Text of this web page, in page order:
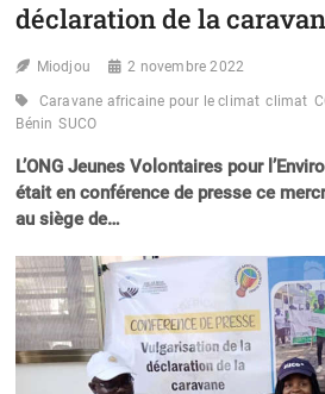
déclaration de la
Miodjou 2 novembre 2022
Caravane africaine pour le climat climat
Bénin SUCO
L’ONG Jeunes Volontaires pour
était en conférence de presse ce
au siège de…